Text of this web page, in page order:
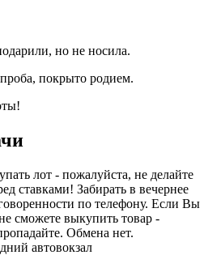
но не носила.
покрыто родием.
лот - пожалуйста, не делайте
ставками! Забирать в вечернее
по телефону. Если Вы
сможете выкупить товар -
Обмена нет.
автовокзал